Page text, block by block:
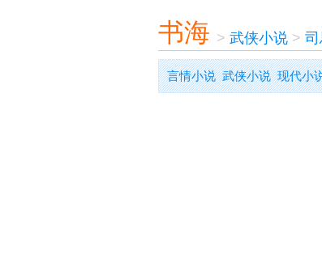
书海 > 武侠小说>
言情小说 武侠小说 现代小